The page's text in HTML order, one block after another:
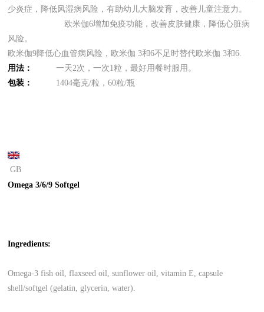
少炎症，降低风湿病风险，有助幼儿大脑发育，改善儿童注意力。
欧米伽6增加免疫功能，改善皮肤健康，降低心脏病
风险。
欧米伽9降低心血管病风险，欧米伽 3和6不足时替代欧米伽 3和6.
用法：
一天2次，一次1粒，最好用餐时服用。
包装：
1404毫克/粒，60粒/瓶
GB
Omega 3/6/9 Softgel
Ingredients:
Omega-3 fish oil, flaxseed oil, sunflower oil, vitamin E, capsule
shell/softgel (gelatin, glycerin, water).